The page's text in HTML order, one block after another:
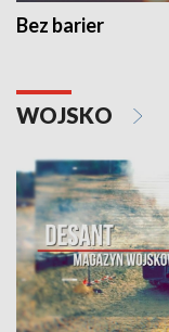
Bez barier
WOJSKO